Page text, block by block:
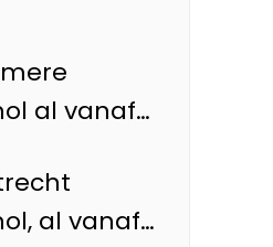
al vanaf
taxi
al vanaf